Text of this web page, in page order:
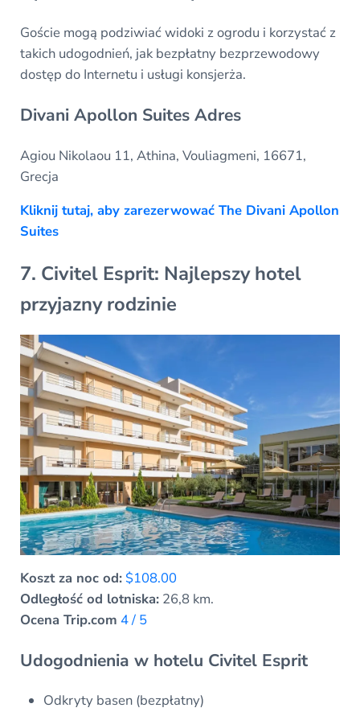
Goście mogą podziwiać widoki z ogrodu i korzystać z
takich udogodnień, jak bezpłatny bezprzewodowy
dostęp do Internetu i usługi konsjerża.
Divani Apollon Suites Adres
Agiou Nikolaou 11, Athina, Vouliagmeni, 16671,
Grecja
Kliknij tutaj, aby zarezerwować The Divani Apollon
Suites
7. Civitel Esprit: Najlepszy hotel
przyjazny rodzinie
Koszt za noc od: $108.00
Odległość od lotniska:26,8 km.
Ocena Trip.com 4 / 5
Udogodnienia w hotelu Civitel Esprit
Odkryty basen (bezpłatny)